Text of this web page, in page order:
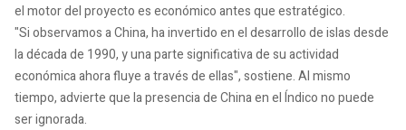
el motor del proyecto es económico antes que estratégico.
"Si observamos a China, ha invertido en el desarrollo de islas desde
la década de 1990, y una parte significativa de su actividad
económica ahora fluye a través de ellas", sostiene. Al mismo
tiempo, advierte que la presencia de China en el Índico no puede
ser ignorada.